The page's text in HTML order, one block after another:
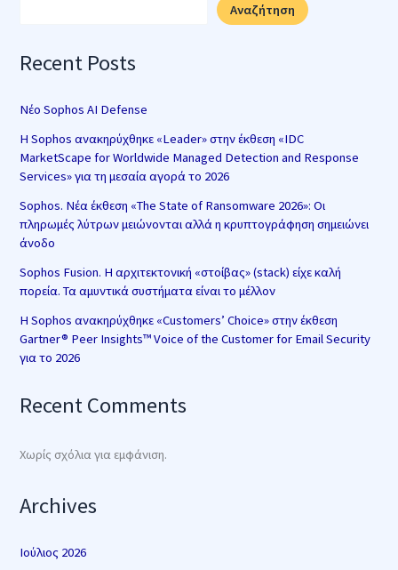
Αναζήτηση
Recent Posts
Νέο Sophos AI Defense
Η Sophos ανακηρύχθηκε «Leader» στην έκθεση «IDC
MarketScape for Worldwide Managed Detection and Response
Services» για τη μεσαία αγορά το 2026
Sophos. Νέα έκθεση «The State of Ransomware 2026»: Οι
πληρωμές λύτρων μειώνονται αλλά η κρυπτογράφηση σημειώνει
άνοδο
Sophos Fusion. Η αρχιτεκτονική «στοίβας» (stack) είχε καλή
πορεία. Τα αμυντικά συστήματα είναι το μέλλον
Η Sophos ανακηρύχθηκε «Customers’ Choice» στην έκθεση
Gartner® Peer Insights™ Voice of the Customer for Email Security
για το 2026
Recent Comments
Χωρίς σχόλια για εμφάνιση.
Archives
Ιούλιος 2026